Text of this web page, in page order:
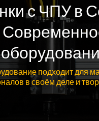
с ЧПУ в
подходит для
в своём деле и